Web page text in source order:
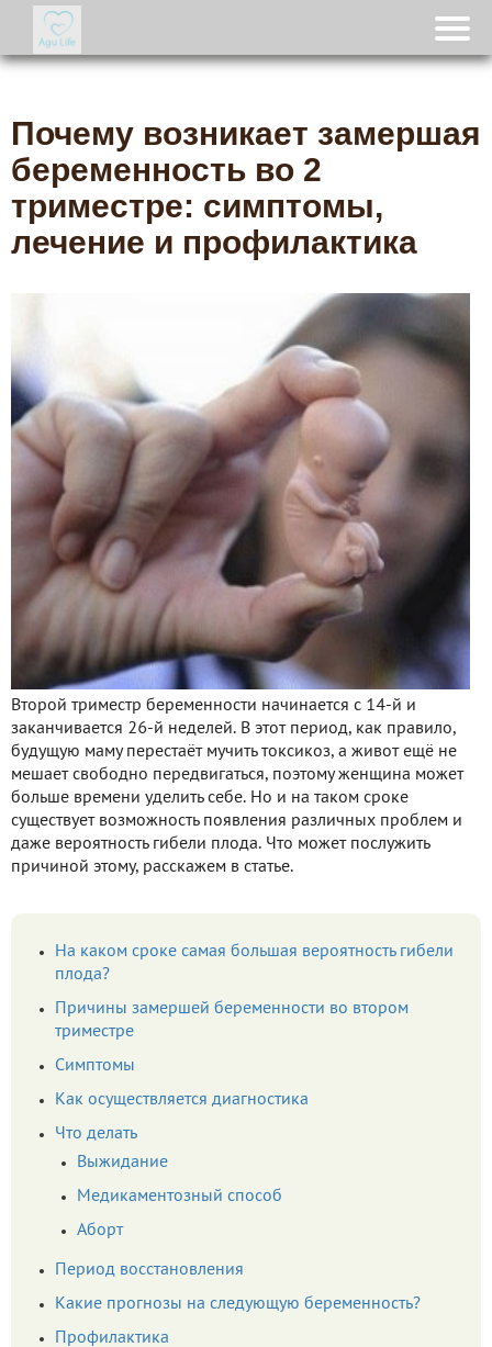
Почему возникает замершая
беременность во 2
триместре: симптомы,
лечение и профилактика
Второй триместр беременности начинается с 14-й и
заканчивается 26-й неделей. В этот период, как правило,
будущую маму перестаёт мучить токсикоз, а живот ещё не
мешает свободно передвигаться, поэтому женщина может
больше времени уделить себе. Но и на таком сроке
существует возможность появления различных проблем и
даже вероятность гибели плода. Что может послужить
причиной этому, расскажем в статье.
На каком сроке самая большая вероятность гибели
плода?
Причины замершей беременности во втором
триместре
Симптомы
Как осуществляется диагностика
Что делать
Выжидание
Медикаментозный способ
Аборт
Период восстановления
Какие прогнозы на следующую беременность?
Профилактика